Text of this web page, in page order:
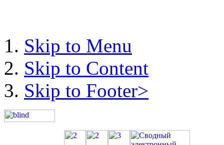
Skip to Menu
Skip to Content
Skip to Footer>
посиделки
«Золото
прожитых
лет»
пользователей
зрелого
возраста
Магдалинской